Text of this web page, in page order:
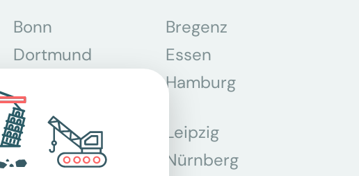
Bonn
Bregenz
Dortmund
Essen
Hamburg
Köln
Leipzig
München
Nürnberg